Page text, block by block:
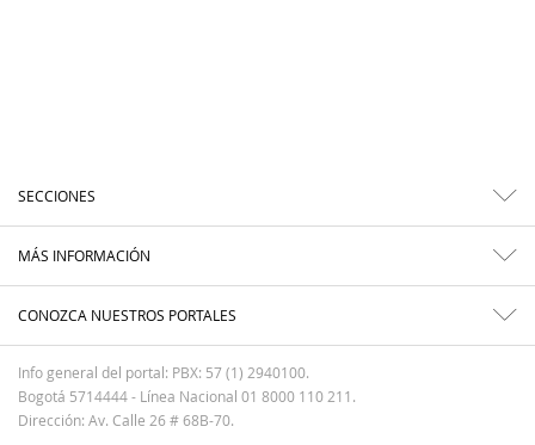
SECCIONES
MÁS INFORMACIÓN
CONOZCA NUESTROS PORTALES
Info general del portal: PBX: 57 (1) 2940100.
Bogotá 5714444 - Línea Nacional 01 8000 110 211.
Dirección: Av. Calle 26 # 68B-70.